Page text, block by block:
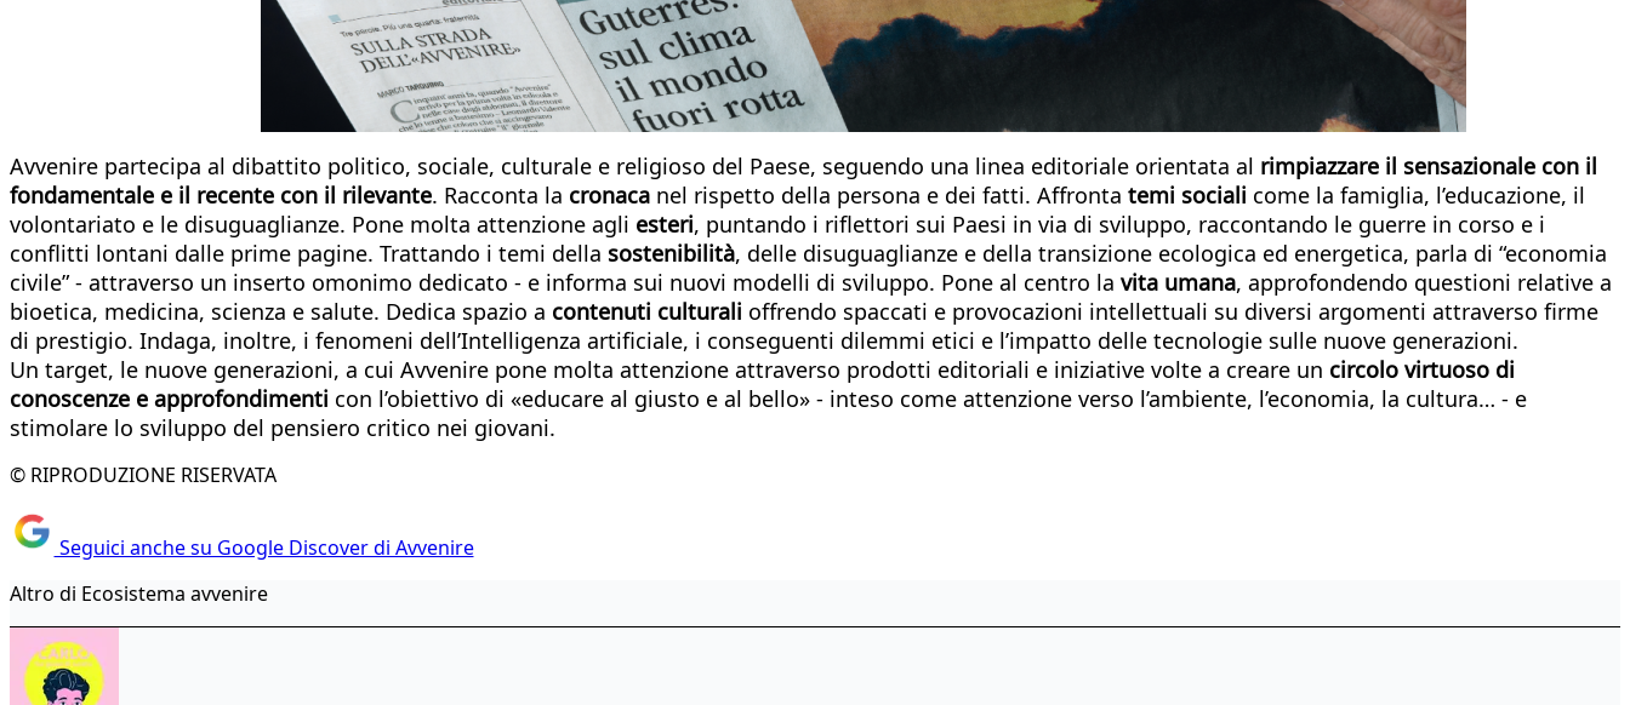
Avvenire partecipa al dibattito politico, sociale, culturale e religioso del Paese, seguendo una linea editoriale orientata al rimpiazzare il sensazionale con il
fondamentale e il recente con il rilevante. Racconta la cronaca nel rispetto della persona e dei fatti. Affronta temi sociali come la famiglia, l’educazione, il
volontariato e le disuguaglianze. Pone molta attenzione agli esteri, puntando i riflettori sui Paesi in via di sviluppo, raccontando le guerre in corso e i
conflitti lontani dalle prime pagine. Trattando i temi della sostenibilità, delle disuguaglianze e della transizione ecologica ed energetica, parla di “economia
civile” - attraverso un inserto omonimo dedicato - e informa sui nuovi modelli di sviluppo. Pone al centro la vita umana, approfondendo questioni relative a
bioetica, medicina, scienza e salute. Dedica spazio a contenuti culturali offrendo spaccati e provocazioni intellettuali su diversi argomenti attraverso firme
di prestigio. Indaga, inoltre, i fenomeni dell’Intelligenza artificiale, i conseguenti dilemmi etici e l’impatto delle tecnologie sulle nuove generazioni.
Un target, le nuove generazioni, a cui Avvenire pone molta attenzione attraverso prodotti editoriali e iniziative volte a creare un circolo virtuoso di
conoscenze e approfondimenti con l’obiettivo di «educare al giusto e al bello» - inteso come attenzione verso l’ambiente, l’economia, la cultura… - e
stimolare lo sviluppo del pensiero critico nei giovani.
© RIPRODUZIONE RISERVATA
Seguici anche su Google Discover di Avvenire
Altro di Ecosistema avvenire